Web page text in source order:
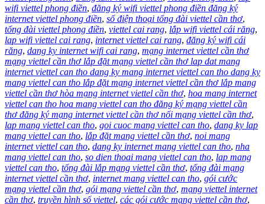
wifi viettel phong điền, đăng ký wifi viettel phong điền đăng ký
internet viettel phong điền, số điện thoại tổng đài viettel cần thơ,
tổng đài viettel phong điền, viettel cai rang, lắp wifi viettel cái răng,
lap wifi viettel cai rang, internet viettel cai rang, đăng ký wifi cái
răng, dang ky internet wifi cai rang, mạng internet viettel cần thơ
mạng viettel cần thơ lắp đặt mạng viettel cần thơ lap dat mang
internet viettel can tho dang ky mang internet viettel can tho dang ky
mang viettel can tho lắp đặt mạng internet viettel cần thơ lắp mang
viettel cần thơ hòa mạng internet viettel cần thơ, hoa mang internet
viettel can tho hoa mang viettel can tho đăng ký mạng viettel cần
thơ đăng ký mạng internet viettel cần thơ nối mạng viettel cần thơ,
lap mang viettel can tho, goi cuoc mang viettel can tho, dang ky lap
mang viettel can tho, lắp đặt mang viettel cần thơ, noi mang
internet viettel can tho, dang ky internet mang viettel can tho, nha
mang viettel can tho, so dien thoai mang viettel can tho, lap mang
viettel can tho, tổng đài lắp mạng viettel cần thơ, tổng đài mạng
internet viettel cần thơ, internet mang viettel can tho, gói cước
mạng viettel cần thơ, gói mạng viettel cần thơ, mạng viettel internet
cần thơ, truyền hình số viettel, các gói cước mạng viettel cần thơ,